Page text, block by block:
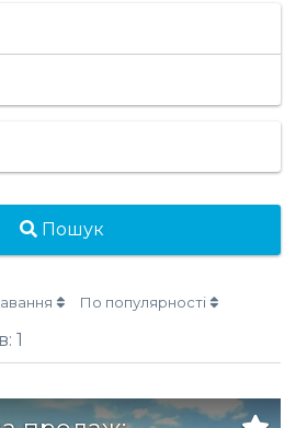
Пошук
По популярності
1